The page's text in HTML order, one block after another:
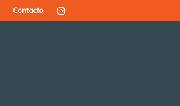
Contacto